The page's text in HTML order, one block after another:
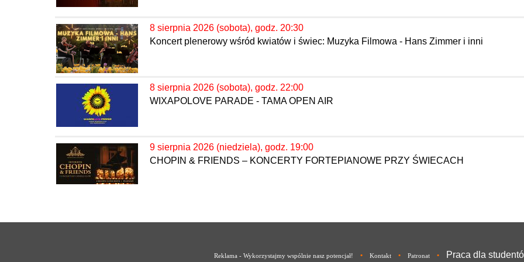
8 sierpnia 2026 (sobota), godz. 20:30
Koncert plenerowy wśród kwiatów i świec: Muzyka Filmowa - Hans Zimmer i inni
8 sierpnia 2026 (sobota), godz. 22:00
WIXAPOLOVE PARADE - TAMA OPEN AIR
9 sierpnia 2026 (niedziela), godz. 19:00
CHOPIN & FRIENDS – KONCERTY FORTEPIANOWE PRZY ŚWIECACH
Reklama - Wykorzystajmy wspólnie nasz potencjał! • Kontakt • Patronat • Praca dla